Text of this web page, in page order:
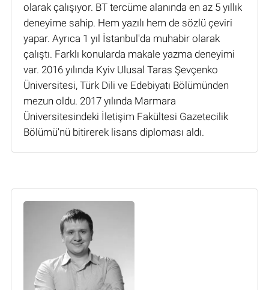
olarak çalışıyor. BT tercüme alanında en az 5 yıllık
deneyime sahip. Hem yazılı hem de sözlü çeviri
yapar. Ayrıca 1 yıl İstanbul'da muhabir olarak
çalıştı. Farklı konularda makale yazma deneyimi
var. 2016 yılında Kyiv Ulusal Taras Şevçenko
Üniversitesi, Türk Dili ve Edebiyatı Bölümünden
mezun oldu. 2017 yılında Marmara
Üniversitesindeki İletişim Fakültesi Gazetecilik
Bölümü'nü bitirerek lisans diploması aldı.